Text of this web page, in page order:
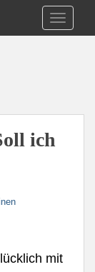
ich
mit